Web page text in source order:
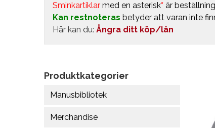
Sminkartiklar med en asterisk* är
Kan restnoteras betyder att varan inte
Här kan du: Ångra ditt köp/lån
Produktkategorier
Manusbibliotek
Merchandise